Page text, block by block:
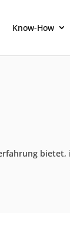
Know-How